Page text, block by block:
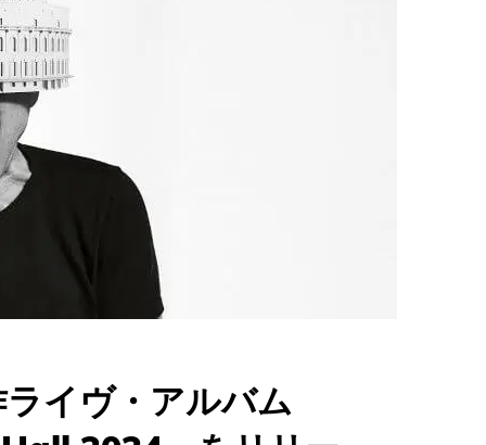
イヴ・アルバム